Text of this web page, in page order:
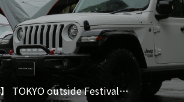
TOKYO outside Festival…